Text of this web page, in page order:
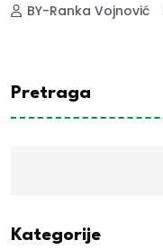
BY-Ranka Vojnović
Pretraga
Kategorije